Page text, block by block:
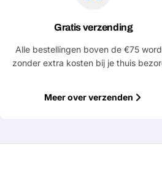
Gratis verzending
Alle bestellingen boven de €75
zonder extra kosten bij je thuis
Meer over verzenden